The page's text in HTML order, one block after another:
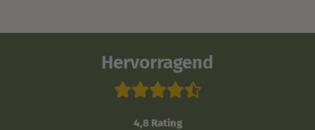
Hervorragend

4,8 Rating